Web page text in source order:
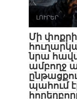
ԼՈՒՐԵՐ
Մի
նրա
ամբողջ
պահում